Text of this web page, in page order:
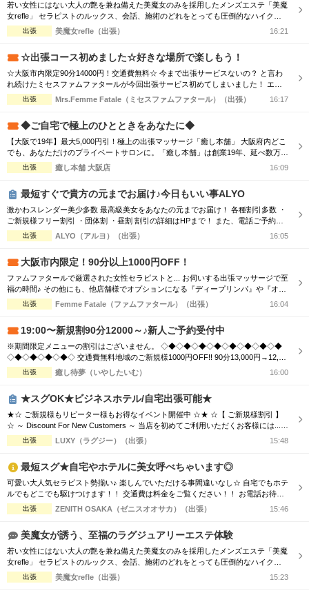
若い女性にはない大人の艶を兼ね備えた美魔女のみを採用したメンズエステ「美魔
女refle」 セラピストのルックス、会話、施術のどれをとっても圧倒的なハイクオ
リティでお客様をお出迎えさせて頂きます。 記憶に残る素敵なお時間をお過ごし
下さいませ。 容姿、接客全てを兼ねそろえた美魔女が多数ご案内可能♪ 必ず会った
是非この機会に日頃...
出張 美魔女refle（出張） 16:21
☆出張コース初めました☆好きな場所で楽しもう！
☆大阪市内限定90分14000円！交通費無料☆ 今まで出張サービスないの？ と言わ
れ続けたミセスファムファタールが今回出張サービス初めてしまいました！ エリ
アによっては交通費の差が出ますので詳細はTELにてお伝えさせて頂きます。 90
分コース14000円 120分コース18000円 でのご案内☆ 是非この機会に一度お電話お
出張 Mrs.Femme Fatale（ミセスファムファタール）（出張） 16:17
◆ご自宅で極上のひとときをあなたに◆
【大阪で19年】最大5,000円引！極上の出張マッサージ「癒し本舗」 大阪府内どこ
でも、あなただけのプライベートサロンに。「癒し本舗」は創業19年、延べ数万回
の実績を誇る出張専門店です。厳選されたセラピストが、ご自宅やホテルへ至福の
癒しをお届けします。 ■選べる5つの本格メニュー ・ボディケア：コリを芯から解
眠不足に ...
出張 癒し本舗 大阪店 16:09
最短すぐで貴方の元までお届け♪今日もいい事ALYO
激かわスレンダー美少多数 最高級美女をあなたの元までお届け！ 各種割引多数 ・
ご新規様フリー割引 ・団体割 ・昼割 割引の詳細はHPまで！ また、電話ご予約を
優先させて頂きますので、 ご予約の際はお電話をオススメ致します！ ご了承下さ
いませ☆
出張 ALYO（アルヨ）（出張） 16:05
大阪市内限定！90分以上1000円OFF！
ファムファタールで厳選された女性セラピストと... お伺いする出張マッサージで至
福の時間♪ その他にも、他店舗様でオプションになる『ディープリンパ』や『オイ
ル増量』などメンズエステでは必須とも言えるサービスも当店では基本コースに含
まれております。 その為、「コース料金に+αで支払わなければお楽しみいただけ
をお過ごしください...
出張 Femme Fatale（ファムファタール）（出張） 16:04
19:00〜新規割90分12000～♪新人ご予約受付中
※期間限定メニューの割引はございません。 ◇◆◇◆◇◆◇◆◇◆◇◆◇◆◇◆
◇◆◇◆◇◆◇◆◇ 交通費無料地域のご新規様1000円OFF!! 90分13,000円→12,00
0円 120分16,000円→15,000円 150分20,000円→19,000円 ※指名料別途 ◇◆◇◆◇
◆◇◆◇◆◇◆◇◆◇◆◇◆◇◆◇◆◇◆◇ 市内の交通費を頂く地域のご新規様1
出張 癒し待夢（いやしたいむ） 16:00
★スグOK★ビジネスホテル/自宅出張可能★
★☆ ご新規様もリピーター様もお得なイベント開催中 ☆★ ☆【 ご新規様割引 】
☆ ～ Discount For New Customers ～ 当店を初めてご利用いただくお客様には...
・初回限定で各コース総額より3,000円割引 ☆【 新人割 】☆ ～ New Face Therapi
st ～ NEW FACE マークの付いているセラピスト限定 ・各コース総額より3,000円
出張 LUXY（ラグジー）（出張） 15:48
最短スグ★自宅やホテルに美女呼べちゃいます◎
可愛い大人気セラピスト勢揃い♪ 楽しんでいただける事間違いなし☆ 自宅でもホテ
ルでもどこでも駆けつけます！！ 交通費は料金をご覧ください！！ お電話お待ち
しております(^^♪ TEL070-5654-8310 営業時間;10:00-翌5:00 場所;日本橋、谷九付
近
出張 ZENITH OSAKA（ゼニスオオサカ）（出張） 15:46
美魔女が誘う、至福のラグジュアリーエステ体験
若い女性にはない大人の艶を兼ね備えた美魔女のみを採用したメンズエステ「美魔
女refle」 セラピストのルックス、会話、施術のどれをとっても圧倒的なハイクオ
リティでお客様をお出迎えさせて頂きます。 記憶に残る素敵なお時間をお過ごし
下さいませ。
出張 美魔女refle（出張） 15:23